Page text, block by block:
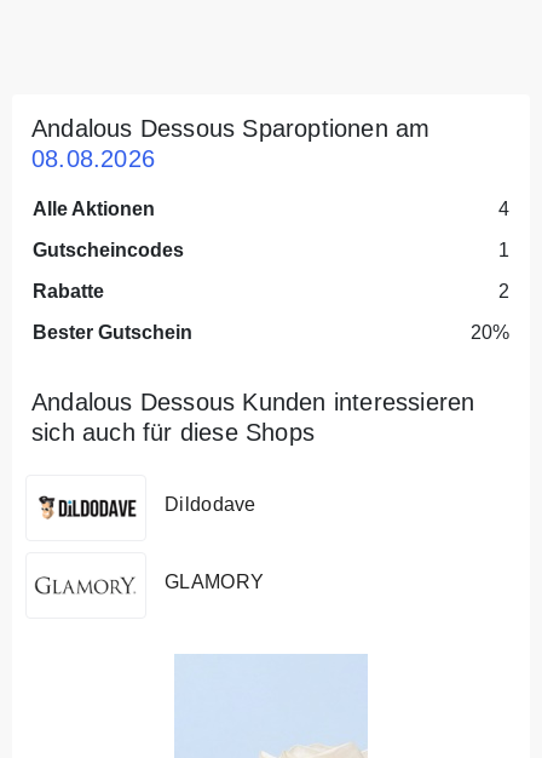
Andalous Dessous Sparoptionen am
08.08.2026
Alle Aktionen
4
Gutscheincodes
1
Rabatte
2
Bester Gutschein
20%
Andalous Dessous Kunden interessieren
sich auch für diese Shops
Dildodave
GLAMORY